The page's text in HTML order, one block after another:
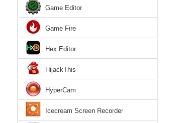
Game Editor
Game Fire
Hex Editor
HijackThis
HyperCam
Icecream Screen Recorder